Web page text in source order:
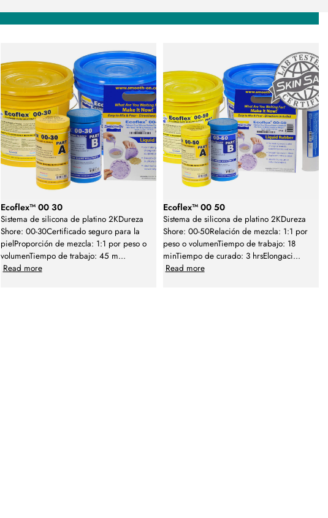
Ecoflex™ 00 30
Sistema de silicona de platino 2KDureza
Shore: 00-30Certificado seguro para la
pielProporción de mezcla: 1:1 por peso o
volumenTiempo de trabajo: 45 m...
Read more
Ecoflex™ 00 50
Sistema de silicona de platino 2KDureza
Shore: 00-50Relación de mezcla: 1:1 por
peso o volumenTiempo de trabajo: 18
minTiempo de curado: 3 hrsElongaci...
Read more